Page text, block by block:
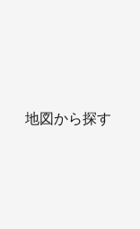
地図から探す